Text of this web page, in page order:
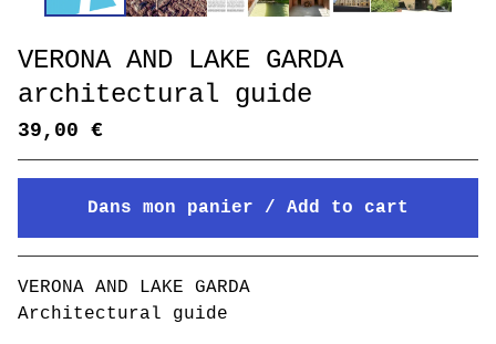
VERONA AND LAKE GARDA
architectural guide
39,00 €
Dans mon panier / Add to cart
Mon panier / Go to cart
VERONA AND LAKE GARDA
Architectural guide